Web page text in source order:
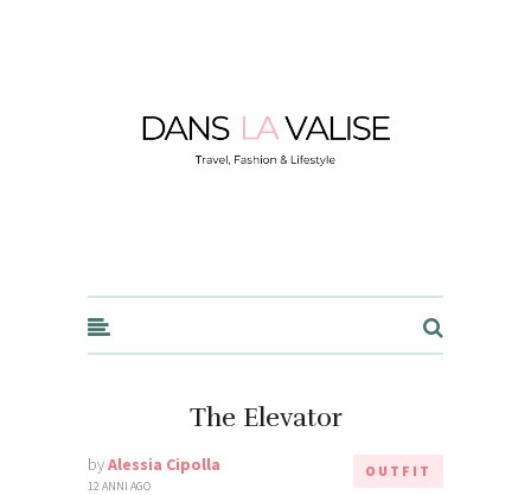
The Elevator
byAlessia Cipolla
12 ANNI AGO
OUTFIT